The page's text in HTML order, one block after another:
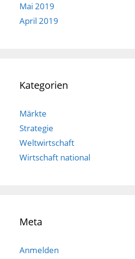
Mai 2019
April 2019
Kategorien
Märkte
Strategie
Weltwirtschaft
Wirtschaft national
Meta
Anmelden